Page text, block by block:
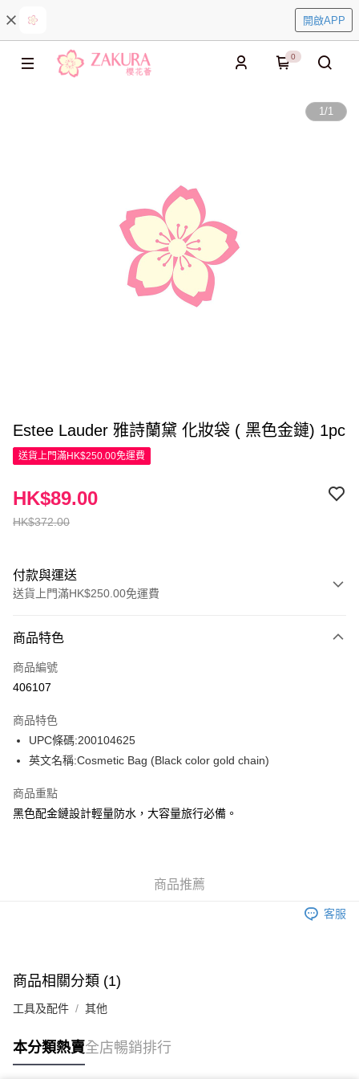
開啟APP
0
1/1
Estee Lauder 雅詩蘭黛 化妝袋 ( 黑色金鏈) 1pc
送貨上門滿HK$250.00免運費
HK$372.00
HK$89.00
付款與運送
送貨上門滿HK$250.00免運費
信用卡
Apple Pay
WeChat Pay
JD京東物流，訂單確認發貨後2-4個工作天送達
商品特色
商品編號
406107
商品特色
UPC條碼:200104625
英文名稱:Cosmetic Bag (Black color gold chain)
商品重點
黑色配金鏈設計輕量防水，大容量旅行必備。
商品推薦
客服
商品相關分類 (1)
工具及配件 其他
本分類熱賣全店暢銷排行